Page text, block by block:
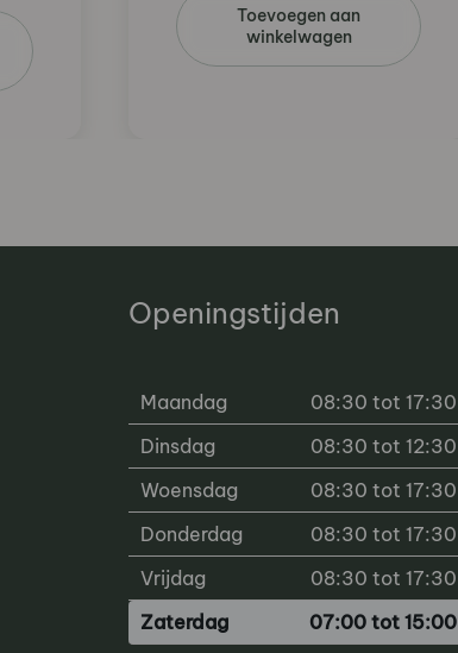
Toevoegen aan
winkelwagen
Openingstijden
Maandag
08:30 tot 17:30
Dinsdag
08:30 tot 12:30
Woensdag
08:30 tot 17:30
Donderdag
08:30 tot 17:30
Vrijdag
08:30 tot 17:30
Zaterdag
07:00 tot 15:00